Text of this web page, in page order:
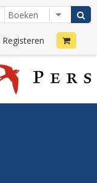
Registeren